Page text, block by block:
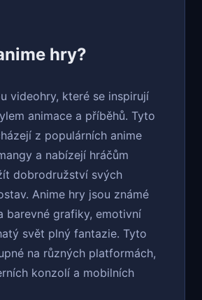
hry?
videohry, které se inspirují
animace a příběhů. Tyto
z populárních anime
a nabízejí hráčům
dobrodružství svých
Anime hry jsou známé
barevné grafiky, emotivní
svět plný fantazie. Tyto
na různých platformách,
konzolí a mobilních